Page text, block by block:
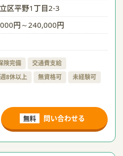
区平野1丁目2-3
円～240,000円
険完備
交通費支給
8休以上 無資格可
未経験可
無料 問い合わせる